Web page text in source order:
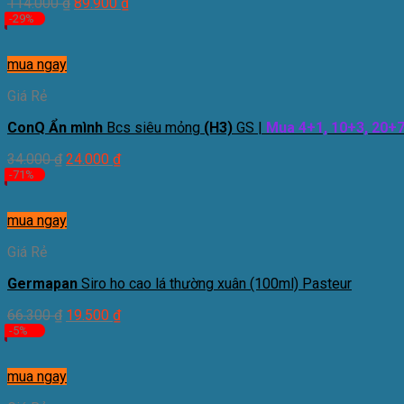
-29%
mua ngay
Giá Rẻ
ConQ Ẩn mình Bcs siêu mỏng (H3) GS | Mua 4+1, 10+3, 20+7
34.000₫ 24.000 ₫
-71%
mua ngay
Giá Rẻ
Germapan Siro ho cao lá thường xuân (100ml) Pasteur
66.300₫ 19.500 ₫
-5%
mua ngay